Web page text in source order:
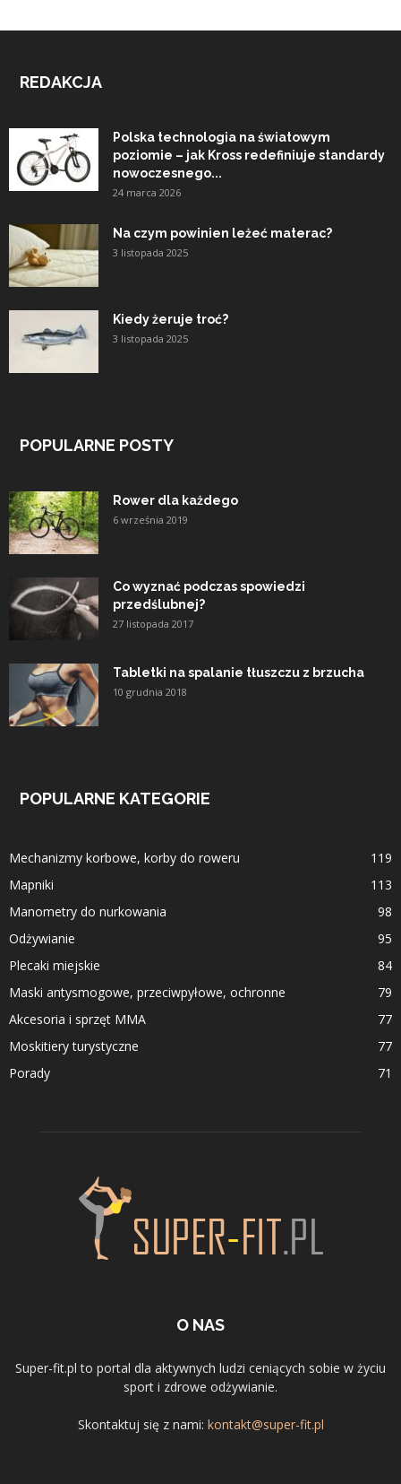
REDAKCJA
Polska technologia na światowym
poziomie – jak Kross redefiniuje standardy
nowoczesnego...
24 marca 2026
Na czym powinien leżeć materac?
3 listopada 2025
Kiedy żeruje troć?
3 listopada 2025
POPULARNE POSTY
Rower dla każdego
6 września 2019
Co wyznać podczas spowiedzi
przedślubnej?
27 listopada 2017
Tabletki na spalanie tłuszczu z brzucha
10 grudnia 2018
POPULARNE KATEGORIE
Mechanizmy korbowe, korby do roweru
119
Mapniki
113
Manometry do nurkowania
98
Odżywianie
95
Plecaki miejskie
84
Maski antysmogowe, przeciwpyłowe, ochronne
79
Akcesoria i sprzęt MMA
77
Moskitiery turystyczne
77
Porady
71
O NAS
Super-fit.pl to portal dla aktywnych ludzi ceniących sobie w życiu
sport i zdrowe odżywianie.
Skontaktuj się z nami: kontakt@super-fit.pl